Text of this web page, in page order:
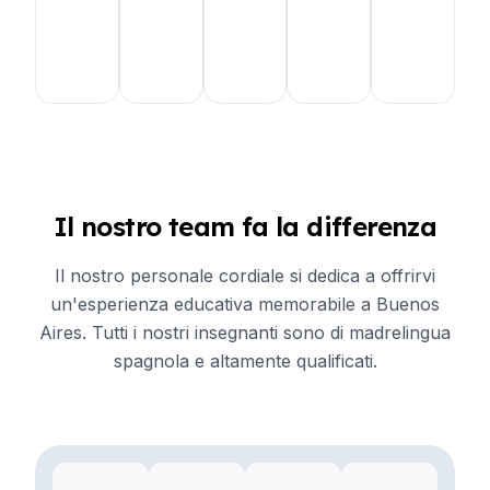
Il nostro team fa la differenza
Il nostro personale cordiale si dedica a offrirvi
un'esperienza educativa memorabile a Buenos
Aires. Tutti i nostri insegnanti sono di madrelingua
spagnola e altamente qualificati.